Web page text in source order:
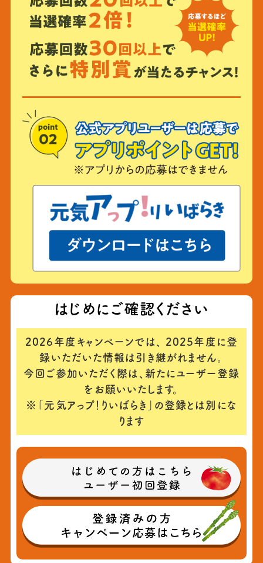
はじめにご確認ください
2026年度キャンペーンでは、
2025年度に登
録いただいた情報は引き継がれません。
今回ご参加いただく際は、 新たにユーザー登録
をお願いいたします。
※「元気アっプ！りいばらき」の登録とは別にな
ります